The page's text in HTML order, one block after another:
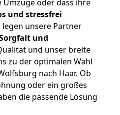
oder dass ihre
und stressfrei
unsere Partner
und
und unser breite
zu der optimalen Wahl
nach Haar. Ob
oder ein großes
die passende Lösung